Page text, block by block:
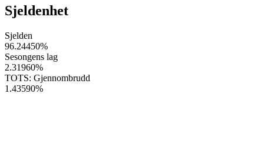
Sjeldenhet
Sjelden
96.24450%
Sesongens lag
2.31960%
TOTS: Gjennombrudd
1.43590%